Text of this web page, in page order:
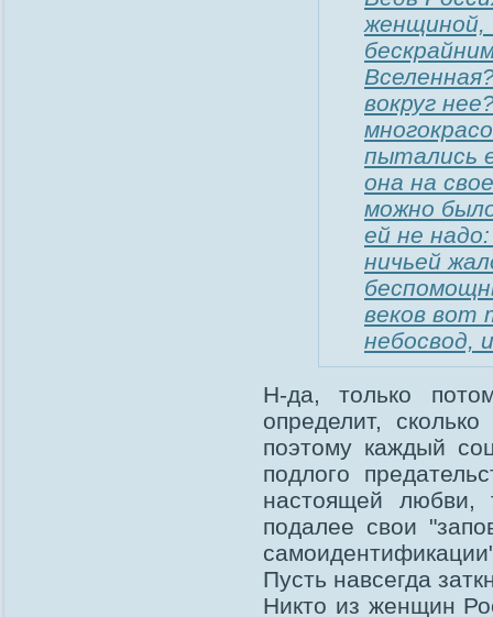
женщиной,
вокруг
пытались
она на
можно
ей не
ничьей
веков вот
небосвод,
Н-да, только
определит,
поэтому каждый
подлого
настоящей любви,
подалее свои
Пусть навсегда
Никто из женщин